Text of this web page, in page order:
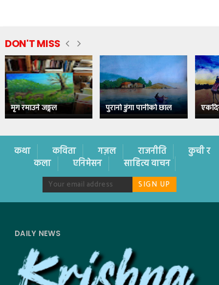
DON'T MISS
मृग रमाउने जङ्गल पुरानो डुंगा पानीको छाल
कथा कविता गज़ल राजनीति
कुची र
कला
एनिमेसन साहित्य वाचन
DAILY NEWS